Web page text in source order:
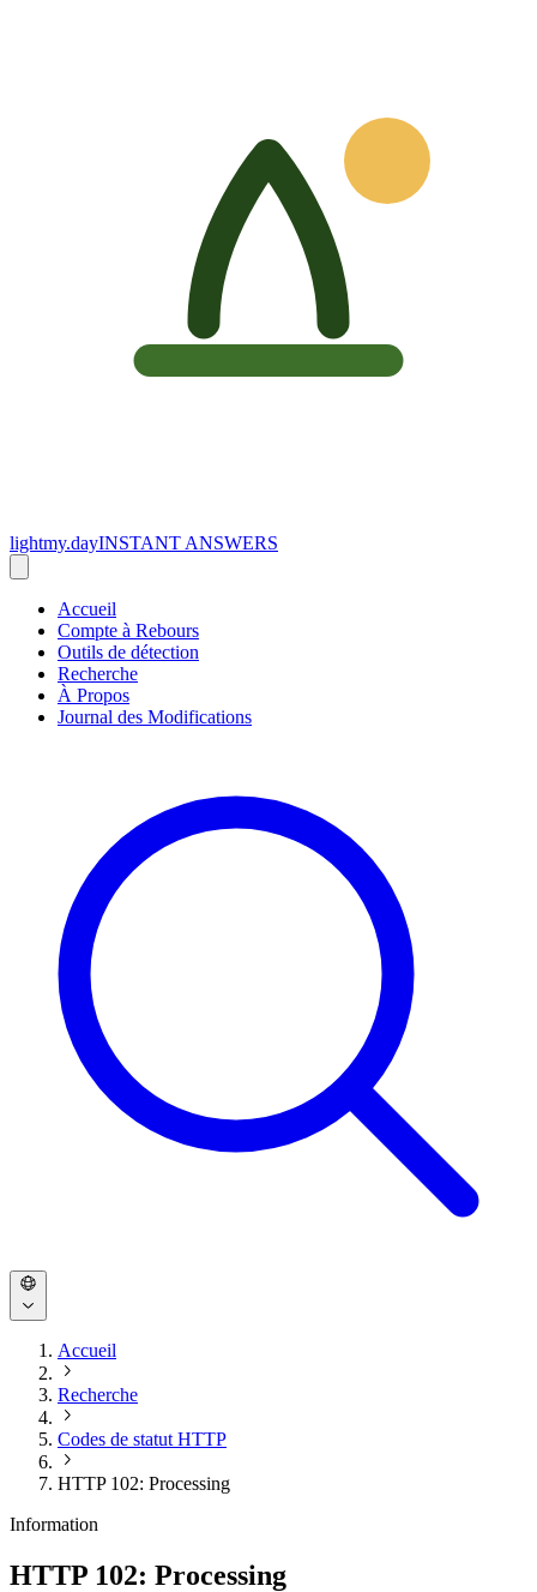
lightmy.dayINSTANT ANSWERS
Accueil
Compte à Rebours
Outils de détection
Recherche
À Propos
Journal des Modifications
Accueil
Recherche
Codes de statut HTTP
HTTP 102: Processing
Information
HTTP 102: Processing